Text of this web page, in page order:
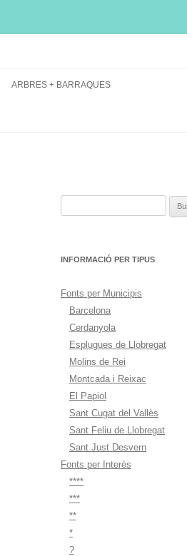
ARBRES + BARRAQUES
INFORMACIÓ PER TIPUS
Fonts per Municipis
Barcelona
Cerdanyola
Esplugues de Llobregat
Molins de Rei
Montcada i Reixac
El Papiol
Sant Cugat del Vallès
Sant Feliu de Llobregat
Sant Just Desvern
Fonts per Interès
****
***
**
*
?